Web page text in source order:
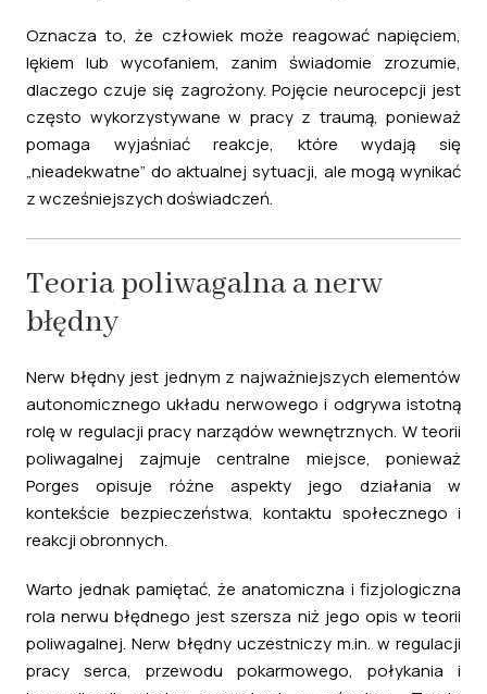
Oznacza to, że człowiek może reagować napięciem,
lękiem lub wycofaniem, zanim świadomie zrozumie,
dlaczego czuje się zagrożony. Pojęcie neurocepcji jest
często wykorzystywane w pracy z traumą, ponieważ
pomaga wyjaśniać reakcje, które wydają się
„nieadekwatne” do aktualnej sytuacji, ale mogą wynikać
z wcześniejszych doświadczeń.
Teoria poliwagalna a nerw
błędny
Nerw błędny jest jednym z najważniejszych elementów
autonomicznego układu nerwowego i odgrywa istotną
rolę w regulacji pracy narządów wewnętrznych. W teorii
poliwagalnej zajmuje centralne miejsce, ponieważ
Porges opisuje różne aspekty jego działania w
kontekście bezpieczeństwa, kontaktu społecznego i
reakcji obronnych.
Warto jednak pamiętać, że anatomiczna i fizjologiczna
rola nerwu błędnego jest szersza niż jego opis w teorii
poliwagalnej. Nerw błędny uczestniczy m.in. w regulacji
pracy serca, przewodu pokarmowego, połykania i